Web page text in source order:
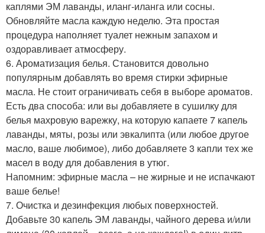
каплями ЭМ лаванды, иланг-иланга или сосны.
Обновляйте масла каждую неделю. Эта простая
процедура наполняет туалет нежным запахом и
оздоравливает атмосферу.
6. Ароматизация белья. Становится довольно
популярным добавлять во время стирки эфирные
масла. Не стоит ограничивать себя в выборе ароматов.
Есть два способа: или вы добавляете в сушилку для
белья махровую варежку, на которую капаете 7 капель
лаванды, мяты, розы или эвкалипта (или любое другое
масло, ваше любимое), либо добавляете 3 капли тех же
масел в воду для добавления в утюг.
Напомним: эфирные масла – не жирные и не испачкают
ваше белье!
7. Очистка и дезинфекция любых поверхностей.
Добавьте 30 капель ЭМ лаванды, чайного дерева и/или